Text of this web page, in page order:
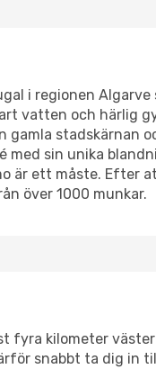
i regionen
vatten och härlig
gamla stadskärnan
med sin unika
är ett måste. Efter
över 1000 munkar.
fyra kilometer
snabbt ta dig in